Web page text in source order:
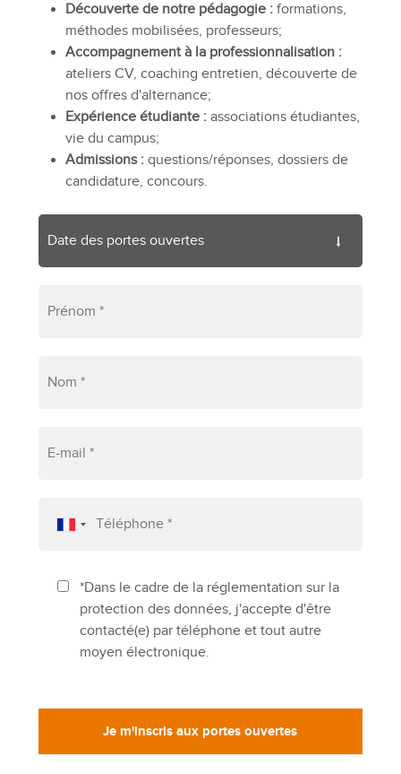
Découverte de notre pédagogie :formations,
méthodes mobilisées, professeurs;
Accompagnement à la professionnalisation :
ateliers CV, coaching entretien, découverte de
nos offres d'alternance;
Expérience étudiante :associations étudiantes,
vie du campus;
Admissions :questions/réponses, dossiers de
candidature, concours.
*Dans le cadre de la réglementation sur la
protection des données, j'accepte d'être
contacté(e) par téléphone et tout autre
moyen électronique.